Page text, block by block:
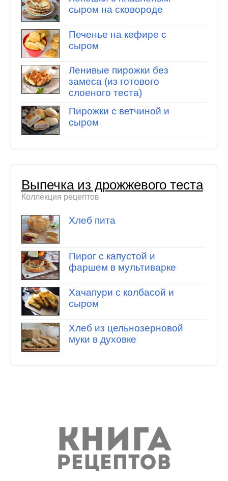
сыром на сковороде
Печенье на кефире с
сыром
Ленивые пирожки без
замеса (из готового
слоеного теста)
Пирожки с ветчиной и
сыром
Выпечка из дрожжевого теста
Коллекция рецептов
Хлеб пита
Пирог с капустой и
фаршем в мультиварке
Хачапури с колбасой и
сыром
Хлеб из цельнозерновой
муки в духовке